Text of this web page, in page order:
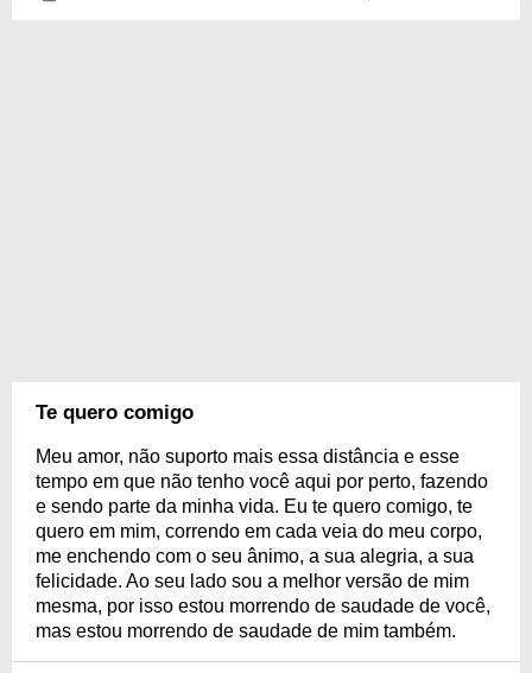
Te quero comigo
Meu amor, não suporto mais essa distância e esse
tempo em que não tenho você aqui por perto, fazendo
e sendo parte da minha vida. Eu te quero comigo, te
quero em mim, correndo em cada veia do meu corpo,
me enchendo com o seu ânimo, a sua alegria, a sua
felicidade. Ao seu lado sou a melhor versão de mim
mesma, por isso estou morrendo de saudade de você,
mas estou morrendo de saudade de mim também.